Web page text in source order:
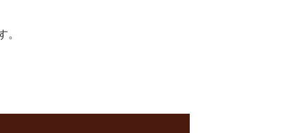
。